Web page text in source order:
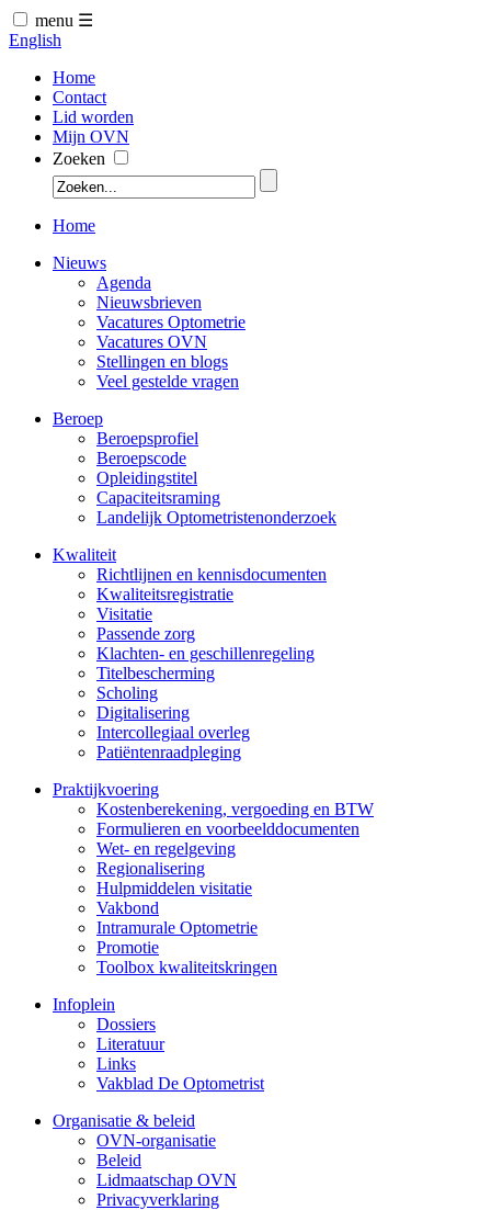
menu ☰
English
Home
Contact
Lid worden
Mijn OVN
Zoeken
Home
Nieuws
Agenda
Nieuwsbrieven
Vacatures Optometrie
Vacatures OVN
Stellingen en blogs
Veel gestelde vragen
Beroep
Beroepsprofiel
Beroepscode
Opleidingstitel
Capaciteitsraming
Landelijk Optometristenonderzoek
Kwaliteit
Richtlijnen en kennisdocumenten
Kwaliteitsregistratie
Visitatie
Passende zorg
Klachten- en geschillenregeling
Titelbescherming
Scholing
Digitalisering
Intercollegiaal overleg
Patiëntenraadpleging
Praktijkvoering
Kostenberekening, vergoeding en BTW
Formulieren en voorbeelddocumenten
Wet- en regelgeving
Regionalisering
Hulpmiddelen visitatie
Vakbond
Intramurale Optometrie
Promotie
Toolbox kwaliteitskringen
Infoplein
Dossiers
Literatuur
Links
Vakblad De Optometrist
Organisatie & beleid
OVN-organisatie
Beleid
Lidmaatschap OVN
Privacyverklaring